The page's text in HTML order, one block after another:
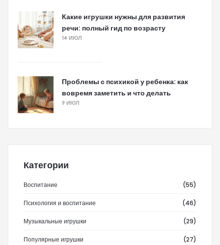
Какие игрушки нужны для развития
речи: полный гид по возрасту
14 ИЮЛ
Проблемы с психикой у ребенка: как
вовремя заметить и что делать
9 ИЮЛ
Категории
Воспитание (55)
Психология и воспитание (46)
Музыкальные игрушки (29)
Популярные игрушки (27)